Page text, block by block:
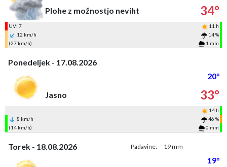
Plohe z možnostjo neviht 34°
UV: 7
11 h
12 km/h
14 %
(27 km/h)
1 mm
Ponedeljek - 17.08.2026
20°
Jasno
33°
14 h
8 km/h
46 %
(14 km/h)
0 mm
Torek - 18.08.2026 Padavine: 19 mm
19°